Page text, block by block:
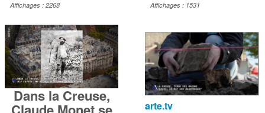
Affichages : 2268
Dans la Creuse,
Affichages : 1531
arte.tv